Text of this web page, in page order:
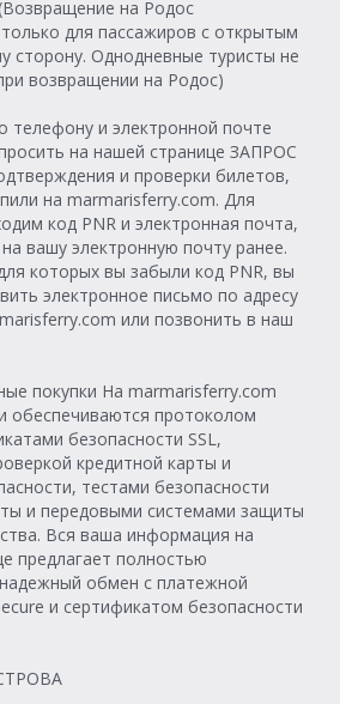
на Родос
для пассажиров с открытым
сторону. Однодневные туристы не
возвращении на Родос)
телефону и электронной почте
на нашей странице ЗАПРОС
и проверки билетов,
на marmarisferry.com. Для
код PNR и электронная почта,
вашу электронную почту ранее.
которых вы забыли код PNR, вы
электронное письмо по адресу
или позвонить в наш
покупки На marmarisferry.com
обеспечиваются протоколом
безопасности SSL,
кредитной карты и
тестами безопасности
и передовыми системами защиты
Вся ваша информация на
предлагает полностью
обмен с платежной
и сертификатом безопасности